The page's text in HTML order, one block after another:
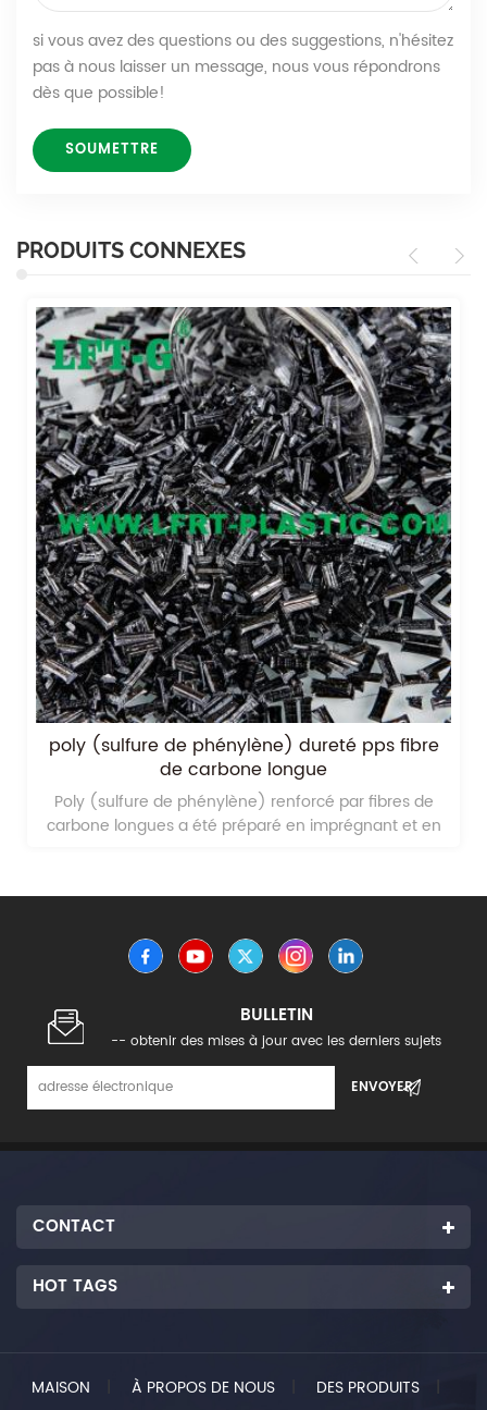
si vous avez des questions ou des suggestions, n'hésitez
pas à nous laisser un message, nous vous répondrons
dès que possible!
PRODUITS CONNEXES
poly (sulfure de phénylène) dureté pps fibre
de carbone longue
Poly (sulfure de phénylène) renforcé par fibres de
carbone longues a été préparé en imprégnant et en
BULLETIN
-- obtenir des mises à jour avec les derniers sujets
CONTACT
HOT TAGS
MAISON À PROPOS DE NOUS DES PRODUITS
|